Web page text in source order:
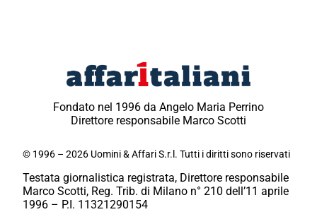
Fondato nel 1996 da Angelo Maria Perrino
Direttore responsabile Marco Scotti
© 1996 – 2026 Uomini & Affari S.r.l. Tutti i diritti sono riservati
Testata giornalistica registrata, Direttore responsabile
Marco Scotti, Reg. Trib. di Milano n° 210 dell’11 aprile
1996 – P.I. 11321290154